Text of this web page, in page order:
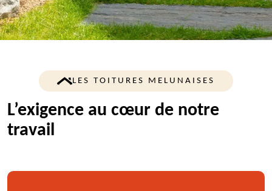
LES TOITURES MELUNAISES
L’exigence au cœur de notre
travail